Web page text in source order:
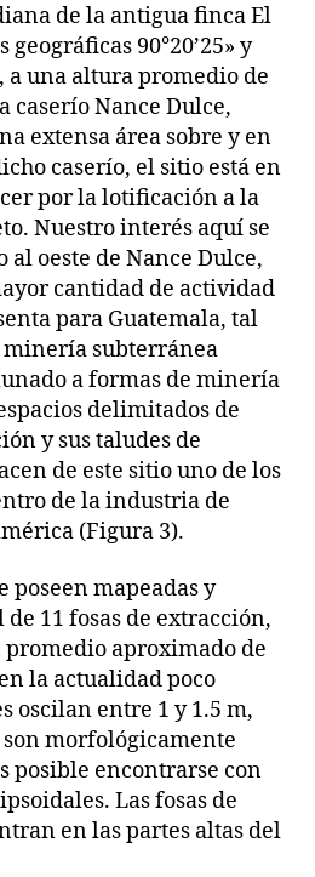
de la antigua finca El
90°20’25» y
a una altura promedio de
caserío Nance Dulce,
extensa área sobre y en
caserío, el sitio está en
por la lotificación a la
Nuestro interés aquí se
oeste de Nance Dulce,
cantidad de actividad
para Guatemala, tal
minería subterránea
a formas de minería
delimitados de
y sus taludes de
de este sitio uno de los
de la industria de
(Figura 3).
poseen mapeadas y
11 fosas de extracción,
aproximado de
la actualidad poco
oscilan entre 1 y 1.5 m,
morfológicamente
posible encontrarse con
Las fosas de
en las partes altas del